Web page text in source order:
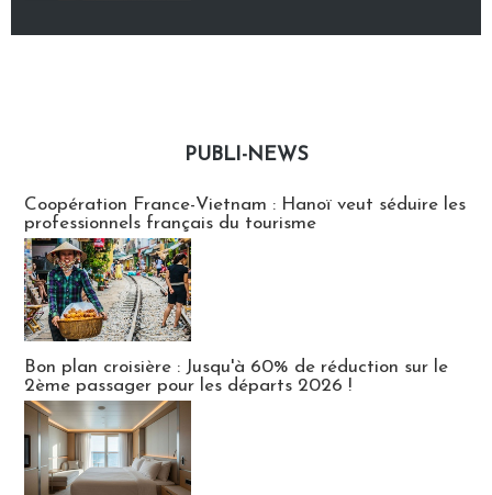
PUBLI-NEWS
Coopération France-Vietnam : Hanoï veut séduire les
professionnels français du tourisme
Bon plan croisière : Jusqu'à 60% de réduction sur le
2ème passager pour les départs 2026 !